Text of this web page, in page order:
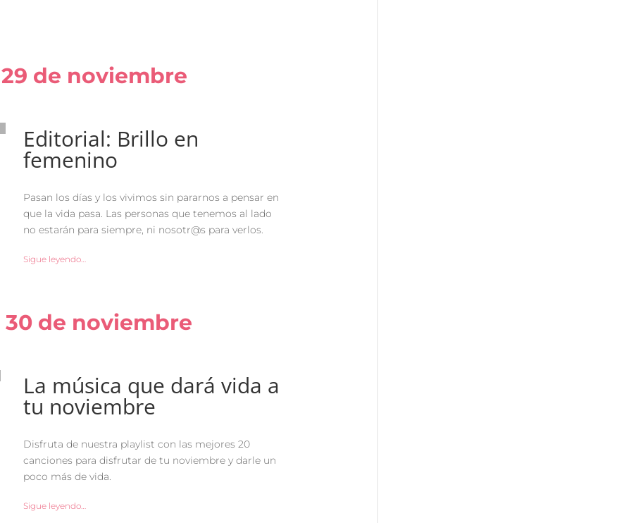
de noviembre
Editorial: Brillo en
femenino
Pasan los días y los vivimos sin pararnos a pensar en
que la vida pasa. Las personas que tenemos al lado
no estarán para siempre, ni nosotr@s para verlos.
Sigue leyendo…
de noviembre
La música que dará vida a
tu noviembre
Disfruta de nuestra playlist con las mejores 20
canciones para disfrutar de tu noviembre y darle un
poco más de vida.
Sigue leyendo…